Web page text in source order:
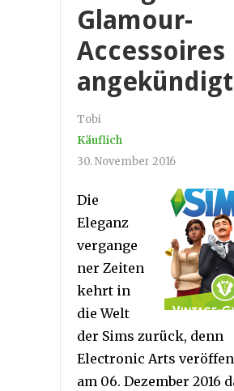
Glamour-
Accessoires
angekündigt
Tobi
Käuflich
30. November 2016
Die
Eleganz
vergange
ner Zeiten
kehrt in
die Welt
der Sims zurück, denn
Electronic Arts
am 06. Dezember 2016